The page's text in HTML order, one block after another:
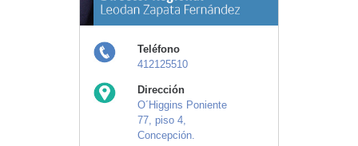
Teléfono
412125510
Dirección
O´Higgins Poniente
77, piso 4,
Concepción.